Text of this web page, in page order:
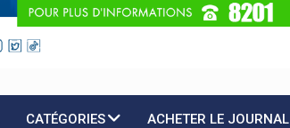
CATÉGORIES ACHETER LE JOURNAL